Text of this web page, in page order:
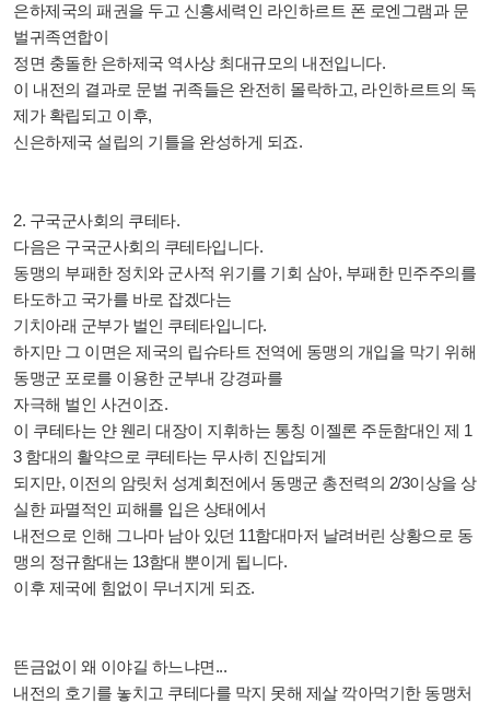
은하제국의 패권을 두고 신흥세력인 라인하르트 폰 로엔그램과 문
벌귀족연합이
정면 충돌한 은하제국 역사상 최대규모의 내전입니다.
이 내전의 결과로 문벌 귀족들은 완전히 몰락하고, 라인하르트의 독
제가 확립되고 이후,
신은하제국 설립의 기틀을 완성하게 되죠.
2. 구국군사회의 쿠테타.
다음은 구국군사회의 쿠테타입니다.
동맹의 부패한 정치와 군사적 위기를 기회 삼아, 부패한 민주주의를
타도하고 국가를 바로 잡겠다는
기치아래 군부가 벌인 쿠테타입니다.
하지만 그 이면은 제국의 립슈타트 전역에 동맹의 개입을 막기 위해
동맹군 포로를 이용한 군부내 강경파를
자극해 벌인 사건이죠.
이 쿠테타는 얀 웬리 대장이 지휘하는 통칭 이젤론 주둔함대인 제 1
3 함대의 활약으로 쿠테타는 무사히 진압되게
되지만, 이전의 암릿처 성계회전에서 동맹군 총전력의 2/3이상을 상
실한 파멸적인 피해를 입은 상태에서
내전으로 인해 그나마 남아 있던 11함대마저 날려버린 상황으로 동
맹의 정규함대는 13함대 뿐이게 됩니다.
이후 제국에 힘없이 무너지게 되죠.
뜬금없이 왜 이야길 하느냐면...
내전의 호기를 놓치고 쿠테다를 막지 못해 제살 깍아먹기한 동맹처